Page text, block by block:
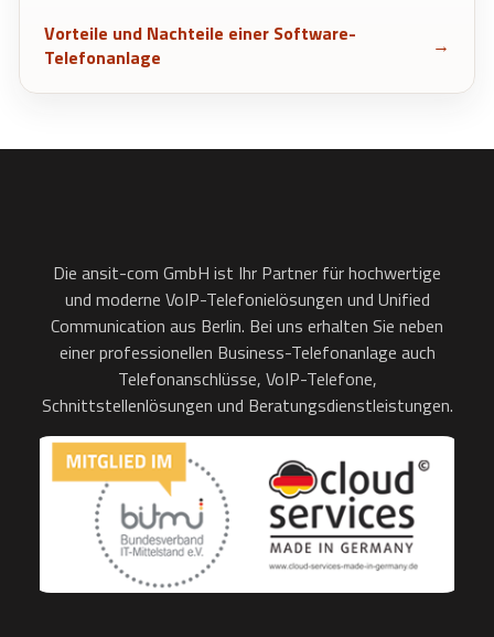
Vorteile und Nachteile einer Software-
Telefonanlage
Die ansit-com GmbH ist Ihr Partner für hochwertige
und moderne VoIP-Telefonielösungen und Unified
Communication aus Berlin. Bei uns erhalten Sie neben
einer professionellen Business-Telefonanlage auch
Telefonanschlüsse, VoIP-Telefone,
Schnittstellenlösungen und Beratungsdienstleistungen.